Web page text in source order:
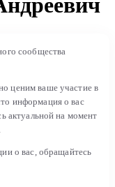
сообщества
ценим ваше участие в
информация о вас
актуальной на момент
о вас, обращайтесь